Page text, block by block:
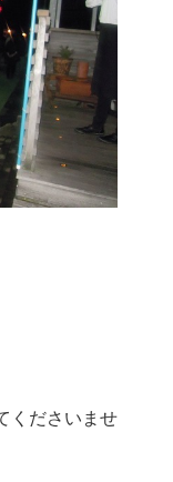
くださいませ